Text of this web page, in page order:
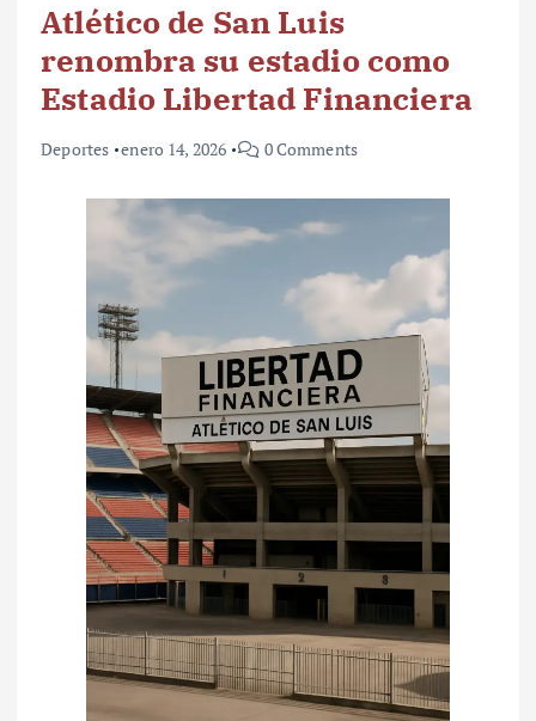
Atlético de San Luis
renombra su estadio como
Estadio Libertad Financiera
Deportes enero 14, 2026 0 Comments